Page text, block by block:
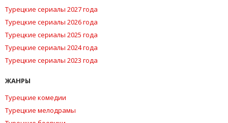
Турецкие сериалы 2027 года
Турецкие сериалы 2026 года
Турецкие сериалы 2025 года
Турецкие сериалы 2024 года
Турецкие сериалы 2023 года
ЖАНРЫ
Турецкие комедии
Турецкие мелодрамы